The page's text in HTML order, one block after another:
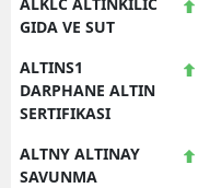
GIDA VE SUT
ALTINS1
DARPHANE ALTIN
SERTIFIKASI
ALTNY ALTINAY
SAVUNMA